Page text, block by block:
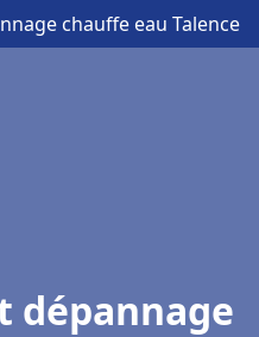
chauffe eau Talence
dépannage